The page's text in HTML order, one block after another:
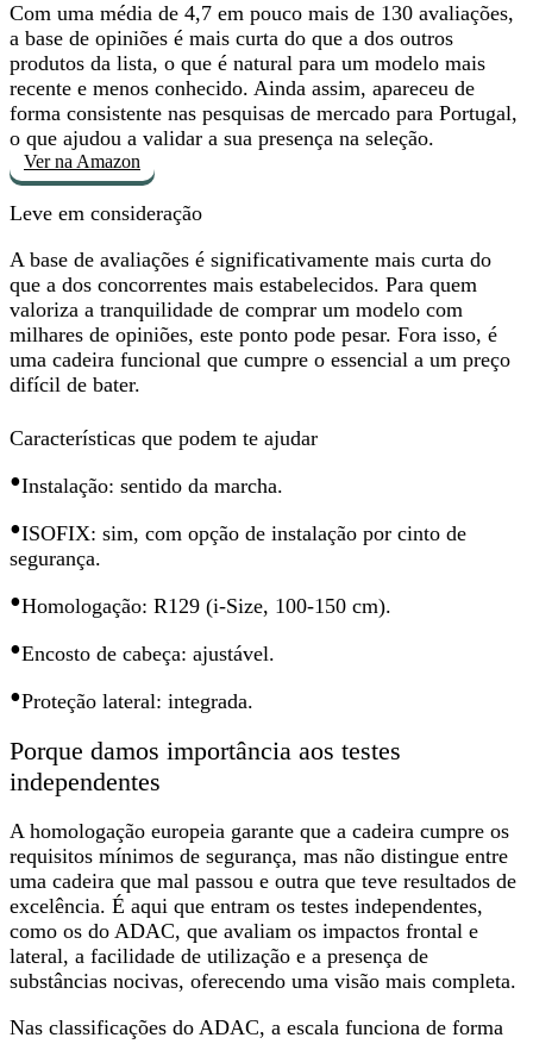
Com uma média de 4,7 em pouco mais de 130 avaliações,
a base de opiniões é mais curta do que a dos outros
produtos da lista, o que é natural para um modelo mais
recente e menos conhecido. Ainda assim, apareceu de
forma consistente nas pesquisas de mercado para Portugal,
o que ajudou a validar a sua presença na seleção.
Ver na Amazon
Leve em consideração
A base de avaliações é significativamente mais curta do
que a dos concorrentes mais estabelecidos. Para quem
valoriza a tranquilidade de comprar um modelo com
milhares de opiniões, este ponto pode pesar. Fora isso, é
uma cadeira funcional que cumpre o essencial a um preço
difícil de bater.
Características que podem te ajudar
•Instalação: sentido da marcha.
•ISOFIX: sim, com opção de instalação por cinto de
segurança.
•Homologação: R129 (i-Size, 100-150 cm).
•Encosto de cabeça: ajustável.
•Proteção lateral: integrada.
Porque damos importância aos testes
independentes
A homologação europeia garante que a cadeira cumpre os
requisitos mínimos de segurança, mas não distingue entre
uma cadeira que mal passou e outra que teve resultados de
excelência. É aqui que entram os testes independentes,
como os do ADAC, que avaliam os impactos frontal e
lateral, a facilidade de utilização e a presença de
substâncias nocivas, oferecendo uma visão mais completa.
Nas classificações do ADAC, a escala funciona de forma